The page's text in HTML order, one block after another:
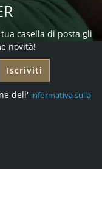
casella di posta gli
novità!
Iscriviti
dell' informativa sulla